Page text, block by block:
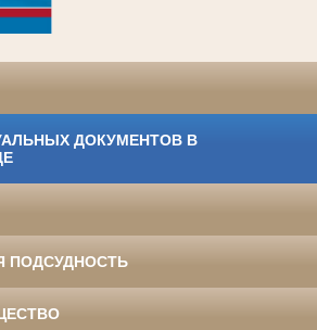
ДОКУМЕНТОВ В
ПОДСУДНОСТЬ